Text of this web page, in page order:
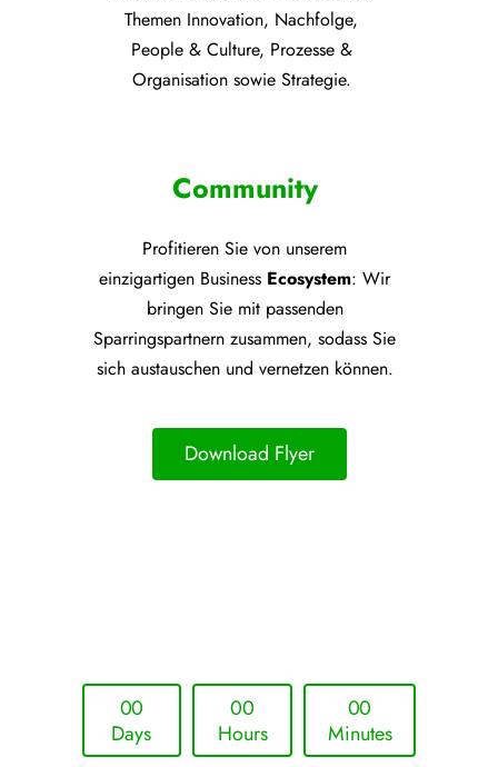
Themen Innovation, Nachfolge,
People & Culture, Prozesse &
Organisation sowie Strategie.
Community
Profitieren Sie von unserem
einzigartigen Business Ecosystem: Wir
bringen Sie mit passenden
Sparringspartnern zusammen, sodass Sie
sich austauschen und vernetzen können.
Download Flyer
00
Days
00
Hours
00
Minutes